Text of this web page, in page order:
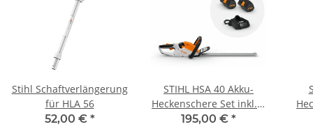
Stihl Schaftverlängerung
für HLA 56
52,00 € *
STIHL HSA 40 Akku-
Heckenschere Set inkl. 2
x AS 2 Akku und AL 1
195,00 € *